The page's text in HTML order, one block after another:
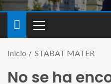
Inicio STABAT MATER
No se ha